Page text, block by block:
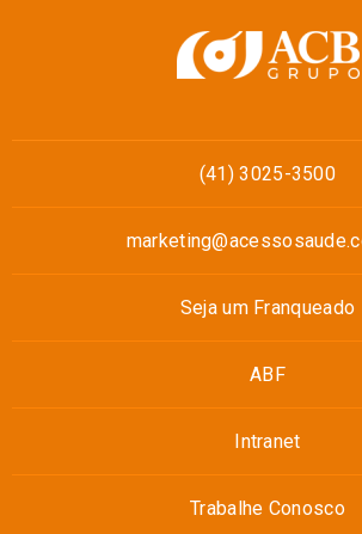
(41) 3025-3500
Seja um Franqueado
ABF
Intranet
Trabalhe Conosco